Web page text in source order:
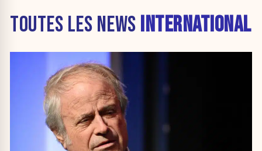
TOUTES LES NEWS INTERNATIONAL